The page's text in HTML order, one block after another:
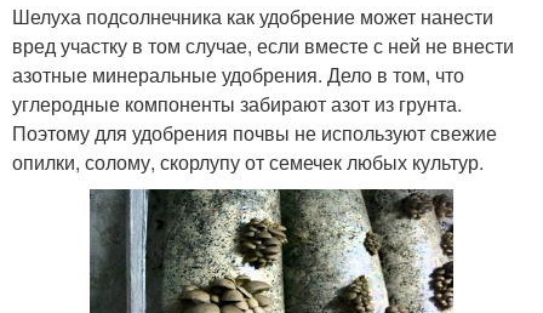
Шелуха подсолнечника как удобрение может нанести
вред участку в том случае, если вместе с ней не внести
азотные минеральные удобрения. Дело в том, что
углеродные компоненты забирают азот из грунта.
Поэтому для удобрения почвы не используют свежие
опилки, солому, скорлупу от семечек любых культур.